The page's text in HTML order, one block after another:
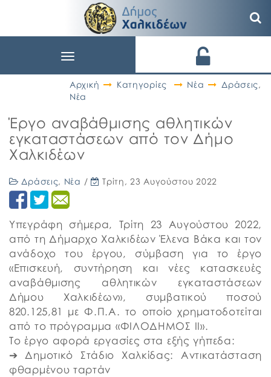
Toggle
Αρχική
Κατηγορίες Νέα Δράσεις,
Νέα
Έργο αναβάθμισης αθλητικών
εγκαταστάσεων από τον Δήμο
Χαλκιδέων
Δράσεις, Νέα / Τρίτη, 23 Αυγούστου 2022
Υπεγράφη σήμερα, Τρίτη 23 Αυγούστου 2022,
από τη Δήμαρχο Χαλκιδέων Έλενα Βάκα και τον
ανάδοχο του έργου, σύμβαση για το έργο
«Επισκευή, συντήρηση και νέες κατασκευές
αναβάθμισης αθλητικών εγκαταστάσεων
Δήμου Χαλκιδέων», συμβατικού ποσού
820.125,81 με Φ.Π.Α. το οποίο χρηματοδοτείται
από το πρόγραμμα «ΦΙΛΟΔΗΜΟΣ ΙΙ».
Το έργο αφορά εργασίες στα εξής γήπεδα:
➔ Δημοτικό Στάδιο Χαλκίδας: Αντικατάσταση
φθαρμένου ταρτάν